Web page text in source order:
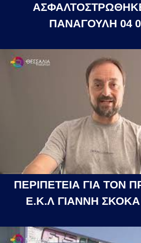
ΠΑΝΑΓΟΥΛΗ 04
ΠΕΡΙΠΕΤΕΙΑ ΓΙΑ ΤΟΝ
Ε.Κ.Λ ΓΙΑΝΝΗ ΣΚΟΚΑ